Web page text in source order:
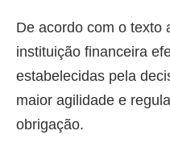
De acordo com o texto
instituição financeira
estabelecidas pela
maior agilidade e
obrigação.